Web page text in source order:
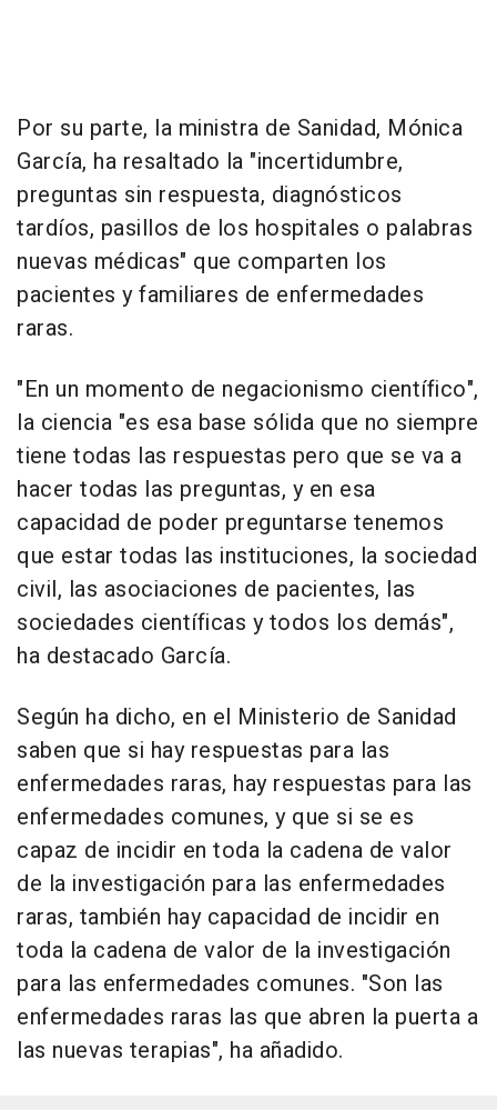
Por su parte, la ministra de Sanidad, Mónica
García, ha resaltado la "incertidumbre,
preguntas sin respuesta, diagnósticos
tardíos, pasillos de los hospitales o palabras
nuevas médicas" que comparten los
pacientes y familiares de enfermedades
raras.
"En un momento de negacionismo científico",
la ciencia "es esa base sólida que no siempre
tiene todas las respuestas pero que se va a
hacer todas las preguntas, y en esa
capacidad de poder preguntarse tenemos
que estar todas las instituciones, la sociedad
civil, las asociaciones de pacientes, las
sociedades científicas y todos los demás",
ha destacado García.
Según ha dicho, en el Ministerio de Sanidad
saben que si hay respuestas para las
enfermedades raras, hay respuestas para las
enfermedades comunes, y que si se es
capaz de incidir en toda la cadena de valor
de la investigación para las enfermedades
raras, también hay capacidad de incidir en
toda la cadena de valor de la investigación
para las enfermedades comunes. "Son las
enfermedades raras las que abren la puerta a
las nuevas terapias", ha añadido.